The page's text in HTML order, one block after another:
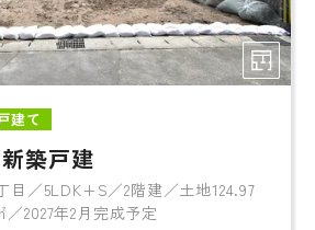
建て
築戸建
目／5LDK+S／2階建／土地124.97
／2027年2月完成予定